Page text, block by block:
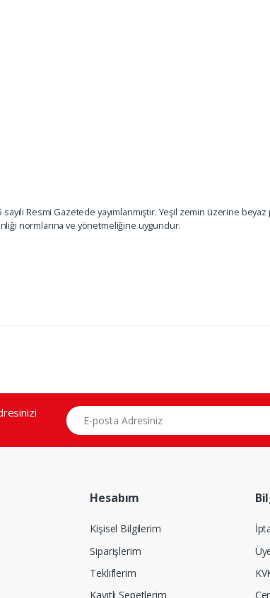
sayılı Resmi Gazetede yayımlanmıştır. Yeşil zemin üzerine
normlarına ve yönetmeliğine uygundur.
E-posta Adresiniz
Hesabım
Kişisel Bilgilerim
Siparişlerim
Tekliflerim
Kayıtlı Sepetlerim